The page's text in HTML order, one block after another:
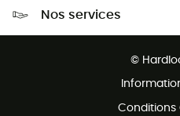
Nos services
©
Conditions